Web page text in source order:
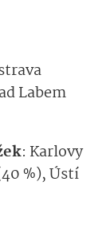
Labem
: Karlovy
%), Ústí